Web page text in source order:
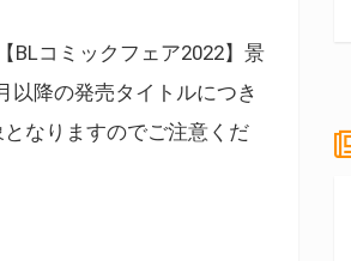
BLコミックフェア2022】景
以降の発売タイトルにつき
なりますのでご注意くだ